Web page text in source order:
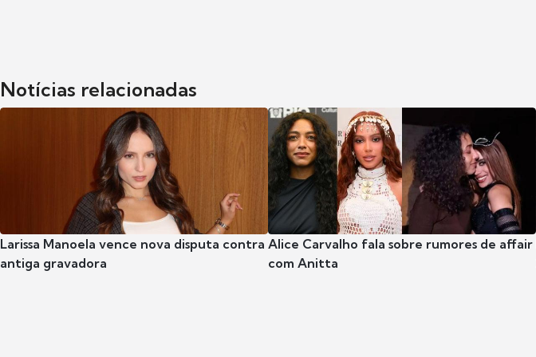
Notícias relacionadas
Larissa Manoela vence nova disputa contra
antiga gravadora
Alice Carvalho fala sobre rumores de affair
com Anitta